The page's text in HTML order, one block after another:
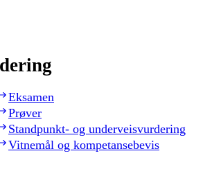
Eksamen
Prøver
Standpunkt- og underveisvurdering
Vitnemål og kompetansebevis